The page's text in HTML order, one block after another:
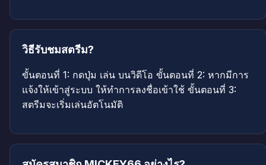
วิธีรับชมสตรีม?
ขั้นตอนที่ 1: กดปุ่ม เล่น บนวิดีโอ ขั้นตอนที่ 2: หากมีการ
แจ้งให้เข้าสู่ระบบ ให้ทำการลงชื่อเข้าใช้ ขั้นตอนที่ 3:
สตรีมจะเริ่มเล่นอัตโนมัติ